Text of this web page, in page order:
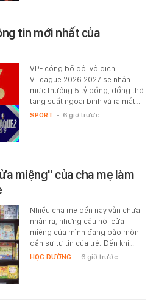
tin mới nhất của
VPF công bố đội vô địch
V.League 2026-2027 sẽ nhận
mức thưởng 5 tỷ đồng, đồng thời
tăng suất ngoại binh và ra mắt…
SPORT - 6 giờ trước
miệng" của cha mẹ làm
Nhiều cha mẹ đến nay vẫn chưa
nhận ra, những câu nói cửa
miệng của mình đang bào mòn
dần sự tự tin của trẻ. Đến khi…
HỌC ĐƯỜNG - 6 giờ trước